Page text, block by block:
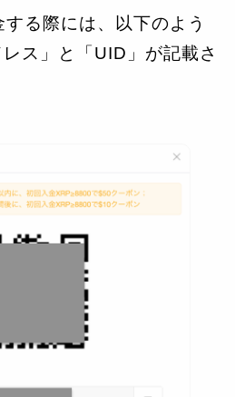
る際には、以下のよう
ス」と「UID」が記載さ